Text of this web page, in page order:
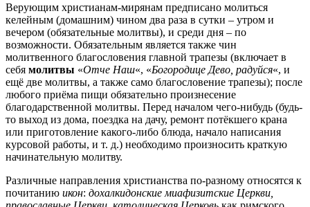
Верующим христианам-мирянам предписано молиться
келейным (домашним) чином два раза в сутки – утром и
вечером (обязательные молитвы), и среди дня – по
возможности. Обязательным является также чин
молитвенного благословения главной трапезы (включает в
себя молитвы «Отче Наш«, «Богородице Дево, радуйся«, и
ещё две молитвы, а также само благословение трапезы); после
любого приёма пищи обязательно произнесение
благодарственной молитвы. Перед началом чего-нибудь (будь-
то выход из дома, поездка на дачу, ремонт потёкшего крана
или приготовление какого-либо блюда, начало написания
курсовой работы, и т. д.) необходимо произносить краткую
начинательную молитву.
Различные направления христианства по-разному относятся к
почитанию икон: дохалкидонские миафизитские Церкви,